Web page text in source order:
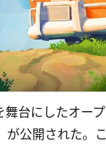
台にしたオー
公開された。